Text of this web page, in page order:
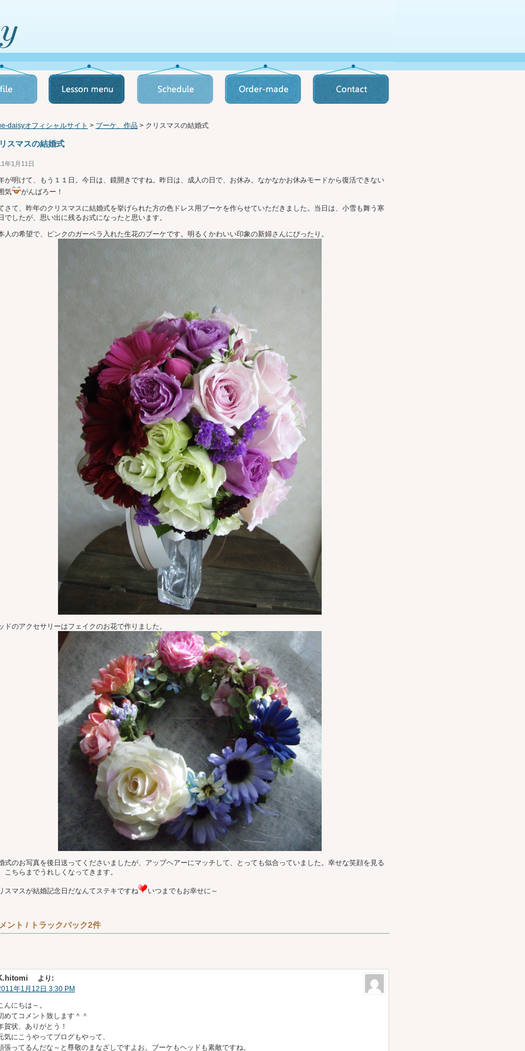
daisyオフィシャルサイト > ブーケ、作品 > クリスマスの結婚式
スマスの結婚式
年1月11日
が明けて、もう１１日。今日は、鏡開きですね。昨日は、成人の日で、お休み。なかなかお休みモードから復活できない
気
がんばろー！
さて、昨年のクリスマスに結婚式を挙げられた方の色ドレス用ブーケを作らせていただきました。当日は、小雪も舞う寒
でしたが、思い出に残るお式になったと思います。
人の希望で、ピンクのガーベラ入れた生花のブーケです。明るくかわいい印象の新婦さんにぴったり。
ドのアクセサリーはフェイクのお花で作りました。
式のお写真を後日送ってくださいましたが、アップヘアーにマッチして、とっても似合っていました。幸せな笑顔を見る
こちらまでうれしくなってきます。
スマスが結婚記念日だなんてステキですね いつまでもお幸せに～
ント / トラックバック2件
より:
年1月12日 3:30 PM
んにちは～。
めてコメント致します＾＾
賀状、ありがとう！
気にこうやってブログもやって、
張ってるんだな～と尊敬のまなざしですよお。ブーケもヘッドも素敵ですね。